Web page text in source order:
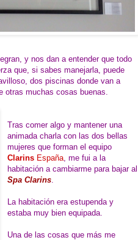
y nos dan a entender que todo
que, si sabes manejarla, puede
dos piscinas donde van a
otras muchas cosas buenas.
Tras comer algo y mantener una
animada charla con las dos bellas
mujeres que forman el equipo
Clarins España , me fui a la
habitación a cambiarme para bajar al
Spa Clarins
La habitación era estupenda y
estaba muy bien equipada.
Una de las cosas que más me